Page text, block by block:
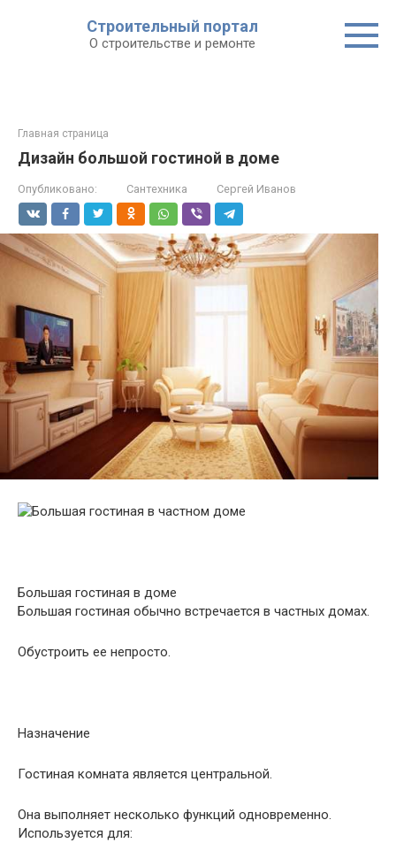
Строительный портал
О строительстве и ремонте
Главная страница
Дизайн большой гостиной в доме
Опубликовано: Сантехника Сергей Иванов
Большая гостиная в доме
Большая гостиная обычно встречается в частных домах.
Обустроить ее непросто.
Назначение
Гостиная комната является центральной.
Она выполняет несколько функций одновременно.
Используется для: